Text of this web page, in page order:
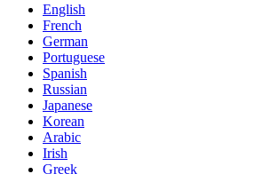
English
French
German
Portuguese
Spanish
Russian
Japanese
Korean
Arabic
Irish
Greek